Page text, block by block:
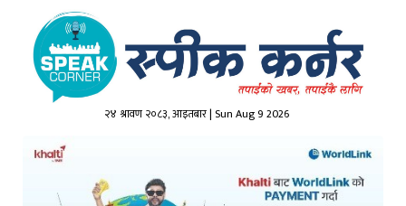
२४ श्रावण २०८३, आइतबार | Sun Aug 9 2026